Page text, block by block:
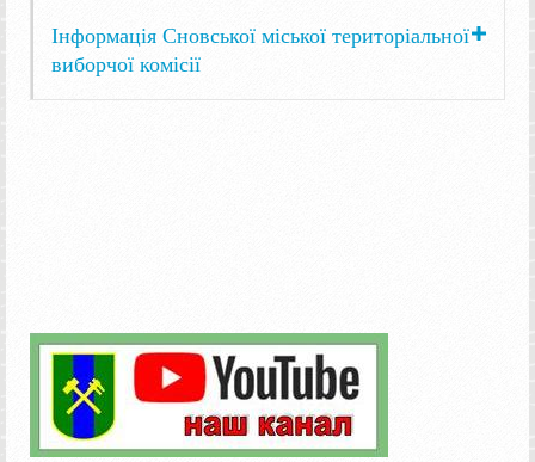
Інформація Сновської міської територіальної
виборчої комісії